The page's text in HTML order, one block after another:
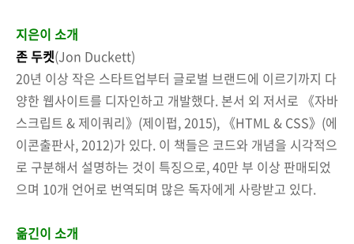
지은이 소개
존 두켓(Jon Duckett)
20년 이상 작은 스타트업부터 글로벌 브랜드에 이르기까지 다
양한 웹사이트를 디자인하고 개발했다. 본서 외 저서로 《자바
스크립트 & 제이쿼리》(제이펍, 2015), 《HTML & CSS》(에
이콘출판사, 2012)가 있다. 이 책들은 코드와 개념을 시각적으
로 구분해서 설명하는 것이 특징으로, 40만 부 이상 판매되었
으며 10개 언어로 번역되며 많은 독자에게 사랑받고 있다.
옮긴이 소개